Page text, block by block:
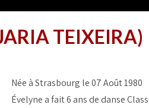
TEIXEIRA)
Née à Strasbourg le 07 Août 1980
Évelyne a fait 6 ans de danse